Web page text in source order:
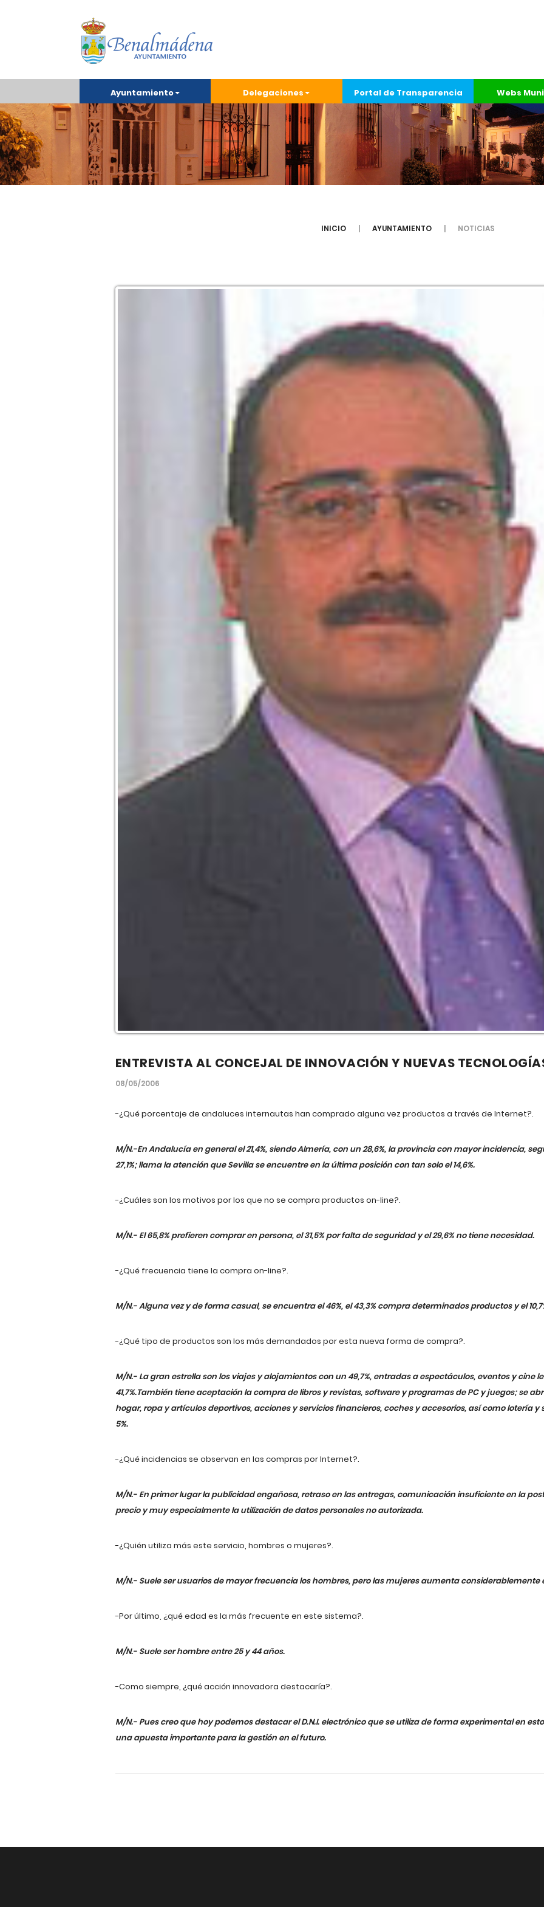
Ayuntamiento Delegaciones Portal de Transparencia Webs
INICIO AYUNTAMIENTO NOTICIAS
ENTREVISTA AL CONCEJAL DE INNOVACIÓN Y NUEVAS
08/05/2006
-¿Qué porcentaje de andaluces internautas han comprado alguna vez productos a través de Internet?.
M/N.-En Andalucía en general el 21,4%, siendo Almería, con un 28,6%, la provincia con mayor incidencia,
27,1%; llama la atención que Sevilla se encuentre en la última posición con tan solo el 14,6%.
-¿Cuáles son los motivos por los que no se compra productos on-line?.
M/N.- El 65,8% prefieren comprar en persona, el 31,5% por falta de seguridad y el 29,6% no tiene necesidad.
-¿Qué frecuencia tiene la compra on-line?.
M/N.- Alguna vez y de forma casual, se encuentra el 46%, el 43,3% compra determinados productos y el
-¿Qué tipo de productos son los más demandados por esta nueva forma de compra?.
M/N.- La gran estrella son los viajes y alojamientos con un 49,7%, entradas a espectáculos, eventos y cine
41,7%.También tiene aceptación la compra de libros y revistas, software y programas de PC y juegos; se
hogar, ropa y artículos deportivos, acciones y servicios financieros, coches y accesorios, así como lotería y
5%.
-¿Qué incidencias se observan en las compras por Internet?.
M/N.- En primer lugar la publicidad engañosa, retraso en las entregas, comunicación insuficiente en la
precio y muy especialmente la utilización de datos personales no autorizada.
-¿Quién utiliza más este servicio, hombres o mujeres?.
M/N.- Suele ser usuarios de mayor frecuencia los hombres, pero las mujeres aumenta considerablemente
-Por último, ¿qué edad es la más frecuente en este sistema?.
M/N.- Suele ser hombre entre 25 y 44 años.
-Como siempre, ¿qué acción innovadora destacaría?.
M/N.- Pues creo que hoy podemos destacar el D.N.I. electrónico que se utiliza de forma experimental en
una apuesta importante para la gestión en el futuro.